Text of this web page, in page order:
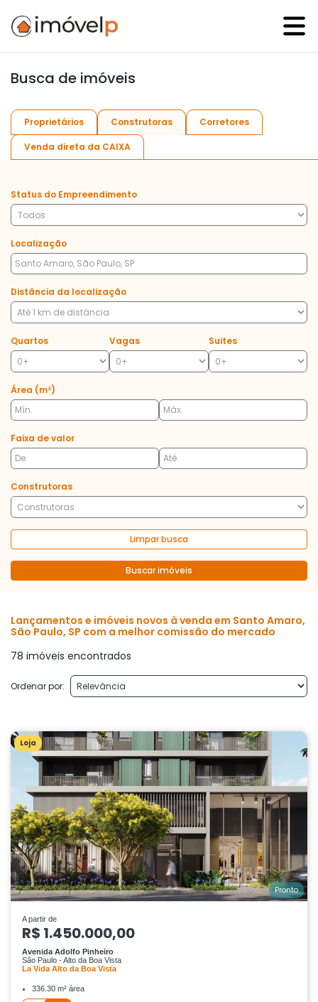
Busca de imóveis
Proprietários Construtoras Corretores
Venda direta da CAIXA
Status do Empreendimento
Localização
Distância da localização
Quartos Vagas Suites
Área (m²)
Faixa de valor
Construtoras
Limpar busca
Buscar imóveis
Lançamentos e imóveis novos à venda em Santo Amaro,
São Paulo, SP com a melhor comissão do mercado
78 imóveis encontrados
Ordenar por:
Loja
Pronto
A partir de
R$ 1.450.000,00
Avenida Adolfo Pinheiro
São Paulo - Alto da Boa Vista
La Vida Alto da Boa Vista
336.30 m² área